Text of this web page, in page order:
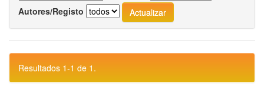
Autores/Registo
Resultados 1-1 de 1.